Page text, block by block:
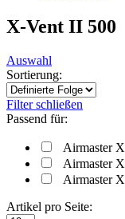
X-Vent II 500
Auswahl
Sortierung:
Filter schließen
Passend für:
Airmaster
Airmaster
Airmaster
Artikel pro Seite: